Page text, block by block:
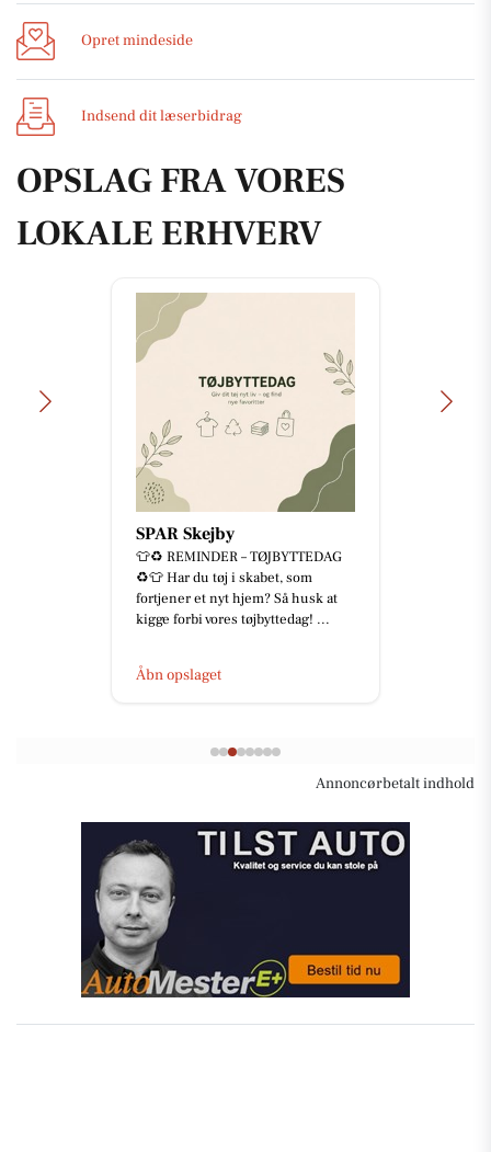
Opret mindeside
Indsend dit læserbidrag
OPSLAG FRA VORES
LOKALE ERHVERV
SPAR Skejby
👕♻️ REMINDER – TØJBYTTEDAG
♻️👕 Har du tøj i skabet, som
fortjener et nyt hjem? Så husk at
kigge forbi vores tøjbyttedag! ...
Åbn opslaget
Annoncørbetalt indhold